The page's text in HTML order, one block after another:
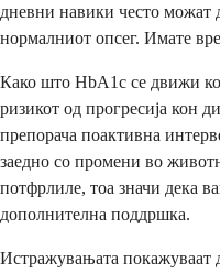
дневни навики често можат
нормалниот опсег. Имате
Како што HbA1c се движи
ризикот од прогресија кон
препорача поактивна
заедно со промени во
потфрлиле, тоа значи дека
дополнителна поддршка.
Истражувањата покажуваат